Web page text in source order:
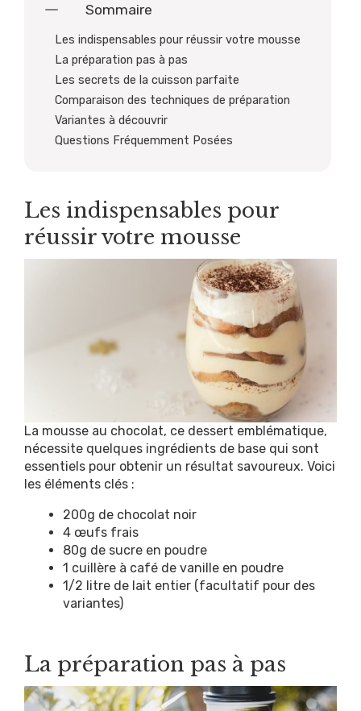
Sommaire
Les indispensables pour réussir votre mousse
La préparation pas à pas
Les secrets de la cuisson parfaite
Comparaison des techniques de préparation
Variantes à découvrir
Questions Fréquemment Posées
Les indispensables pour
réussir votre mousse
La mousse au chocolat, ce dessert emblématique,
nécessite quelques ingrédients de base qui sont
essentiels pour obtenir un résultat savoureux. Voici
les éléments clés :
200g de chocolat noir
4 œufs frais
80g de sucre en poudre
1 cuillère à café de vanille en poudre
1/2 litre de lait entier (facultatif pour des
variantes)
La préparation pas à pas